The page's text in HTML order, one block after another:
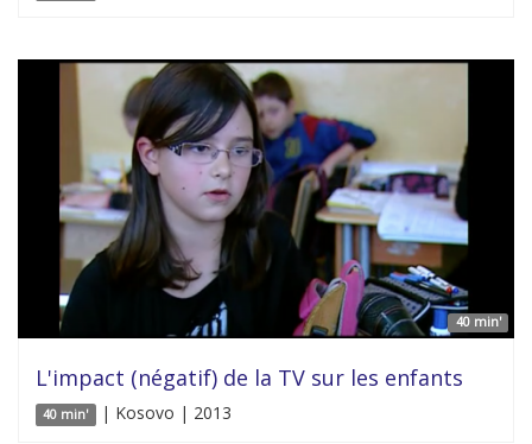
40 min'
L'impact (négatif) de la TV sur les enfants
40 min' | Kosovo | 2013